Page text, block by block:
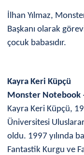
İlhan Yılmaz,
Başkanı olarak
çocuk babasıdır.
Kayra Keri Küpçü
Monster Notebook
Kayra Keri Küpçü,
Üniversitesi
oldu. 1997 yılında
Fantastik Kurgu ve